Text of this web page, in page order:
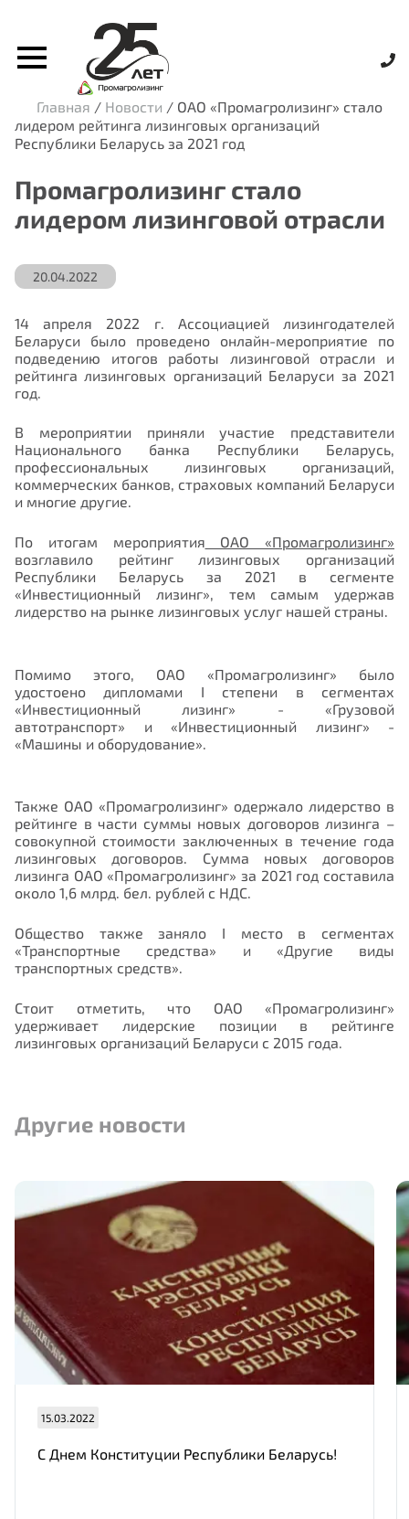
Главная / Новости / ОАО «Промагролизинг» стало
лидером рейтинга лизинговых организаций
Республики Беларусь за 2021 год
Промагролизинг стало
лидером лизинговой отрасли
20.04.2022
14 апреля 2022 г. Ассоциацией лизингодателей
Беларуси было проведено онлайн-мероприятие по
подведению итогов работы лизинговой отрасли и
рейтинга лизинговых организаций Беларуси за 2021
год.
В мероприятии приняли участие представители
Национального банка Республики Беларусь,
профессиональных лизинговых организаций,
коммерческих банков, страховых компаний Беларуси
и многие другие.
По итогам мероприятия ОАО «Промагролизинг»
возглавило рейтинг лизинговых организаций
Республики Беларусь за 2021 в сегменте
«Инвестиционный лизинг», тем самым удержав
лидерство на рынке лизинговых услуг нашей страны.
Помимо этого, ОАО «Промагролизинг» было
удостоено дипломами I
степени в сегментах
«Инвестиционный лизинг» - «Грузовой
автотранспорт» и «Инвестиционный лизинг» -
«Машины и оборудование».
Также ОАО «Промагролизинг» одержало лидерство в
рейтинге в части суммы новых договоров лизинга –
совокупной стоимости заключенных в течение года
лизинговых договоров. Сумма новых договоров
лизинга ОАО «Промагролизинг» за 2021 год составила
около 1,6 млрд. бел. рублей с НДС.
Общество также заняло I
место в сегментах
«Транспортные средства» и «Другие виды
транспортных средств».
Стоит отметить, что ОАО «Промагролизинг»
удерживает лидерские позиции в рейтинге
лизинговых организаций Беларуси с 2015 года.
Другие новости
15.03.2022
С Днем Конституции Республики Беларусь!